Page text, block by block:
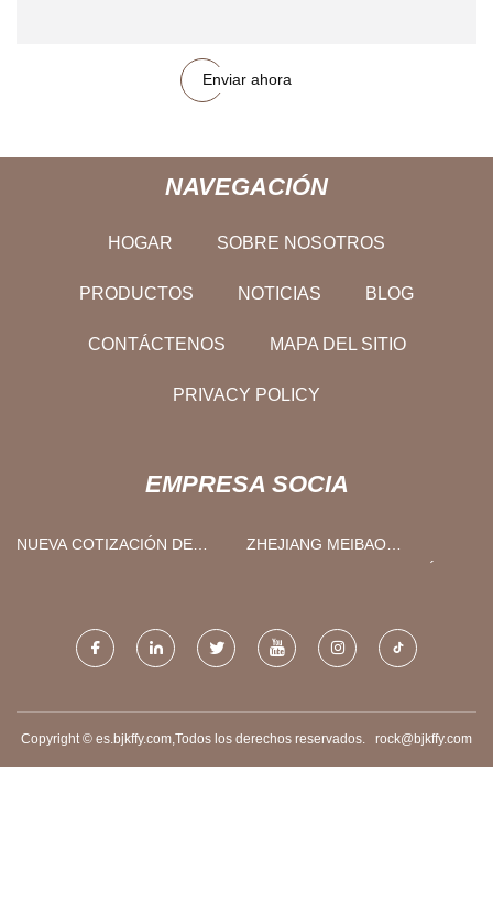
Enviar ahora
NAVEGACIÓN
HOGAR SOBRE NOSOTROS
PRODUCTOS NOTICIAS BLOG
CONTÁCTENOS MAPA DEL SITIO
PRIVACY POLICY
EMPRESA SOCIA
NUEVA COTIZACIÓN DE
ZHEJIANG MEIBAO
Copyright © es.bjkffy.com,Todos los derechos reservados. rock@bjkffy.com